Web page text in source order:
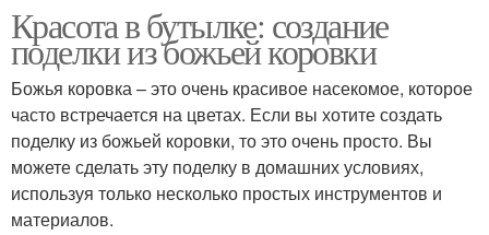
Красота в бутылке: создание
поделки из божьей коровки
Божья коровка – это очень красивое насекомое, которое
часто встречается на цветах. Если вы хотите создать
поделку из божьей коровки, то это очень просто. Вы
можете сделать эту поделку в домашних условиях,
используя только несколько простых инструментов и
материалов.